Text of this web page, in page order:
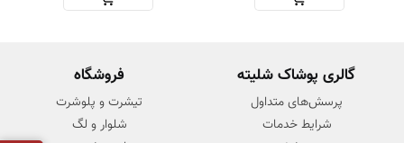
گالری پوشاک شلیته
پرسش‌های متداول
شرایط خدمات
فروشگاه
تیشرت و پلوشرت
شلوار و لگ